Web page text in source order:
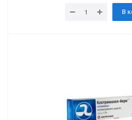
В